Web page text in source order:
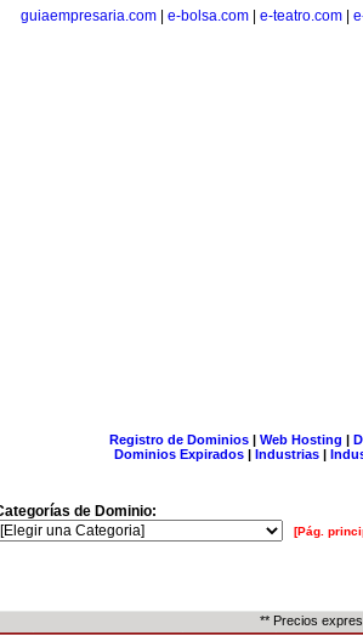
guiaempresaria.com
e-bolsa.com e-teatro.com
Registro de Dominios| Web Hosting |
Dominios Expirados | Industrias |
de Dominio:
[Pág.
** Precios